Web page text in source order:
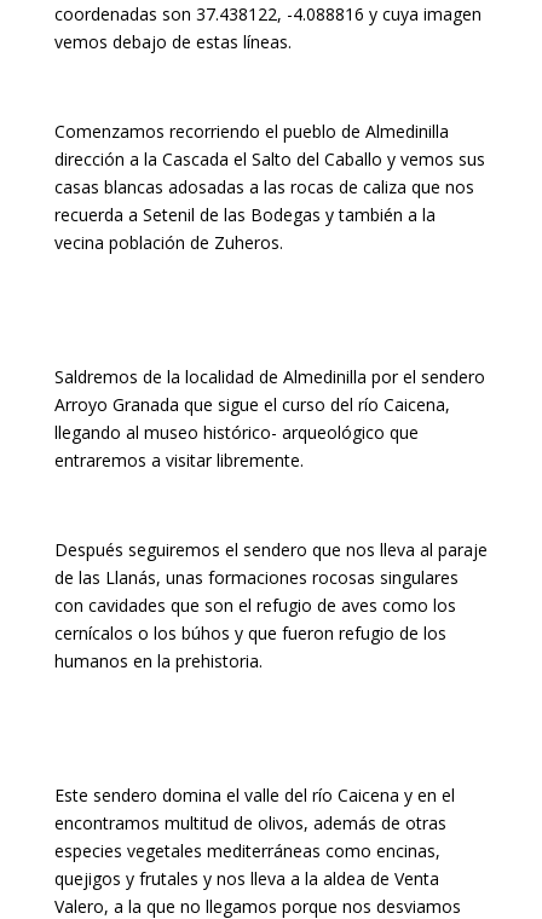
coordenadas son 37.438122, -4.088816 y cuya imagen
vemos debajo de estas líneas.
Comenzamos recorriendo el pueblo de Almedinilla
dirección a la Cascada el Salto del Caballo y vemos sus
casas blancas adosadas a las rocas de caliza que nos
recuerda a Setenil de las Bodegas y también a la
vecina población de Zuheros.
Saldremos de la localidad de Almedinilla por el sendero
Arroyo Granada que sigue el curso del río Caicena,
llegando al museo histórico- arqueológico que
entraremos a visitar libremente.
Después seguiremos el sendero que nos lleva al paraje
de las Llanás, unas formaciones rocosas singulares
con cavidades que son el refugio de aves como los
cernícalos o los búhos y que fueron refugio de los
humanos en la prehistoria.
Este sendero domina el valle del río Caicena y en el
encontramos multitud de olivos, además de otras
especies vegetales mediterráneas como encinas,
quejigos y frutales y nos lleva a la aldea de Venta
Valero, a la que no llegamos porque nos desviamos